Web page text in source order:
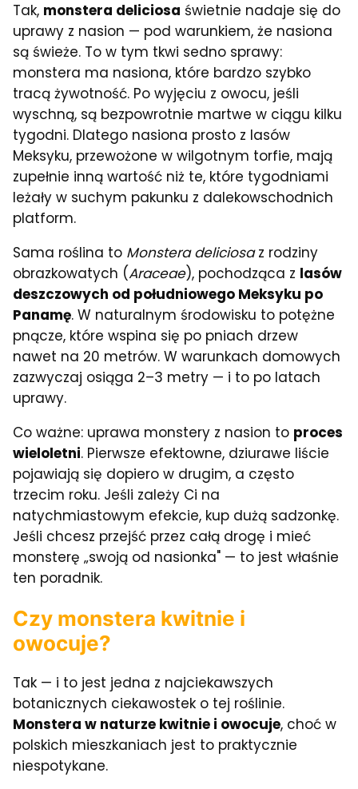
Tak, monstera deliciosa świetnie nadaje się do
uprawy z nasion — pod warunkiem, że nasiona
są świeże. To w tym tkwi sedno sprawy:
monstera ma nasiona, które bardzo szybko
tracą żywotność. Po wyjęciu z owocu, jeśli
wyschną, są bezpowrotnie martwe w ciągu kilku
tygodni. Dlatego nasiona prosto z lasów
Meksyku, przewożone w wilgotnym torfie, mają
zupełnie inną wartość niż te, które tygodniami
leżały w suchym pakunku z dalekowschodnich
platform.
Sama roślina to Monstera deliciosaz rodziny
obrazkowatych (Araceae), pochodząca z lasów
deszczowych od południowego Meksyku po
Panamę. W naturalnym środowisku to potężne
pnącze, które wspina się po pniach drzew
nawet na 20 metrów. W warunkach domowych
zazwyczaj osiąga 2–3 metry — i to po latach
uprawy.
Co ważne: uprawa monstery z nasion to proces
wieloletni. Pierwsze efektowne, dziurawe liście
pojawiają się dopiero w drugim, a często
trzecim roku. Jeśli zależy Ci na
natychmiastowym efekcie, kup dużą sadzonkę.
Jeśli chcesz przejść przez całą drogę i mieć
monsterę „swoją od nasionka" — to jest właśnie
ten poradnik.
Czy monstera kwitnie i
owocuje?
Tak — i to jest jedna z najciekawszych
botanicznych ciekawostek o tej roślinie.
Monstera w naturze kwitnie i owocuje, choć w
polskich mieszkaniach jest to praktycznie
niespotykane.